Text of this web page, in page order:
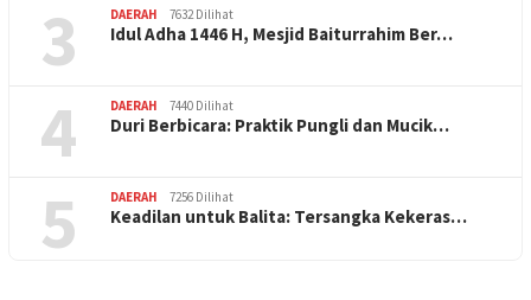
3 DAERAH 7632 Dilihat
Idul Adha 1446 H, Mesjid Baiturrahim Ber…
4 DAERAH 7440 Dilihat
Duri Berbicara: Praktik Pungli dan Mucik…
5 DAERAH 7256 Dilihat
Keadilan untuk Balita: Tersangka Kekeras…